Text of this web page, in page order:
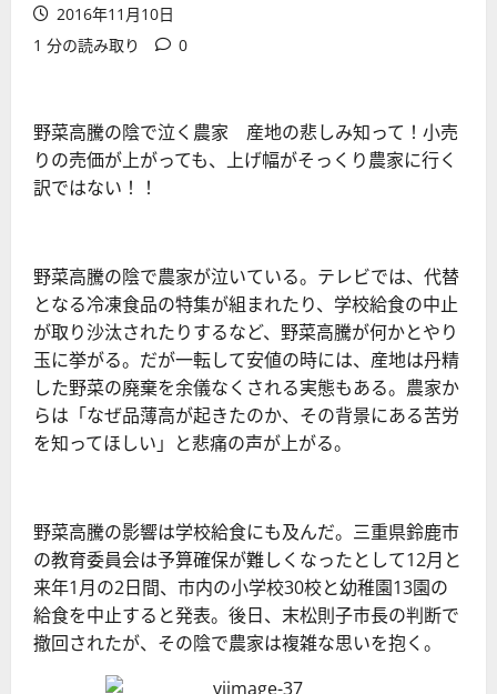
2016年11月10日
1 分の読み取り
0
野菜高騰の陰で泣く農家 産地の悲しみ知って！小売
りの売価が上がっても、上げ幅がそっくり農家に行く
訳ではない！！
野菜高騰の陰で農家が泣いている。テレビでは、代替
となる冷凍食品の特集が組まれたり、学校給食の中止
が取り沙汰されたりするなど、野菜高騰が何かとやり
玉に挙がる。だが一転して安値の時には、産地は丹精
した野菜の廃棄を余儀なくされる実態もある。農家か
らは「なぜ品薄高が起きたのか、その背景にある苦労
を知ってほしい」と悲痛の声が上がる。
野菜高騰の影響は学校給食にも及んだ。三重県鈴鹿市
の教育委員会は予算確保が難しくなったとして12月と
来年1月の2日間、市内の小学校30校と幼稚園13園の
給食を中止すると発表。後日、末松則子市長の判断で
撤回されたが、その陰で農家は複雑な思いを抱く。